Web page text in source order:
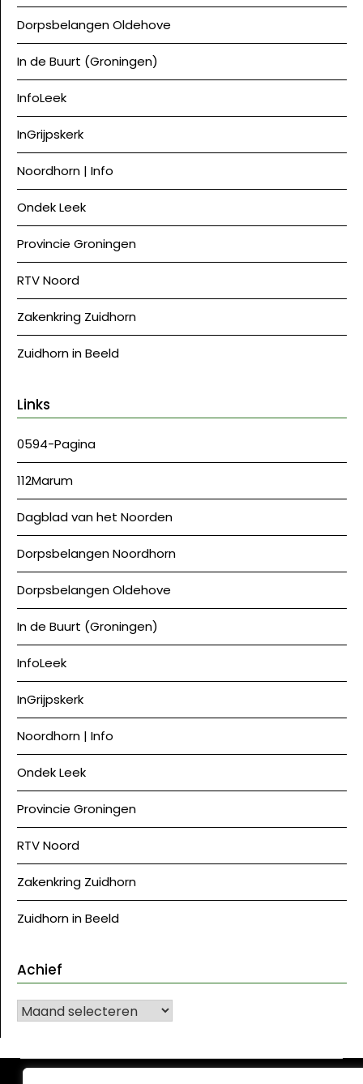
Dorpsbelangen Oldehove
In de Buurt (Groningen)
InfoLeek
InGrijpskerk
Noordhorn | Info
Ondek Leek
Provincie Groningen
RTV Noord
Zakenkring Zuidhorn
Zuidhorn in Beeld
Links
0594-Pagina
112Marum
Dagblad van het Noorden
Dorpsbelangen Noordhorn
Dorpsbelangen Oldehove
In de Buurt (Groningen)
InfoLeek
InGrijpskerk
Noordhorn | Info
Ondek Leek
Provincie Groningen
RTV Noord
Zakenkring Zuidhorn
Zuidhorn in Beeld
Achief
Achief